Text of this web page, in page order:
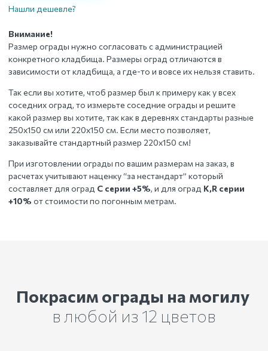
Нашли дешевле?
Внимание!
Размер ограды нужно согласовать с администрацией
конкретного кладбища. Размеры оград отличаются в
зависимости от кладбища, а где-то и вовсе их нельзя ставить.
Так если вы хотите, чтоб размер был к примеру как у всех
соседних оград, то измерьте соседние ограды и решите
какой размер вы хотите, так как в деревнях стандарты разные
250х150 см или 220х150 см. Если место позволяет,
заказывайте стандартный размер 220х150 см!
При изготовлении ограды по вашим размерам на заказ, в
расчетах учитывают наценку “за нестандарт” который
составляет для оград С серии +5%, и для оград К,R серии
+10% от стоимости по погонным метрам.
Покрасим ограды на могилу
в любой из 12 цветов